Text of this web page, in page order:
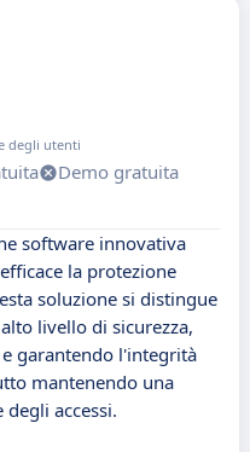
degli utenti
Demo gratuita
software innovativa
la protezione
soluzione si distingue
livello di sicurezza,
garantendo l'integrità
mantenendo una
accessi.